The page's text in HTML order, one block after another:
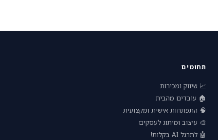
תחומים
📈 שיווק ומכירות
🏠 עובדים מהבית
🧠 התפתחות אישית ומקצועית
🎨 עיצוב ומיתוג לעסקים
🤖 לתרגל AI בקלות!